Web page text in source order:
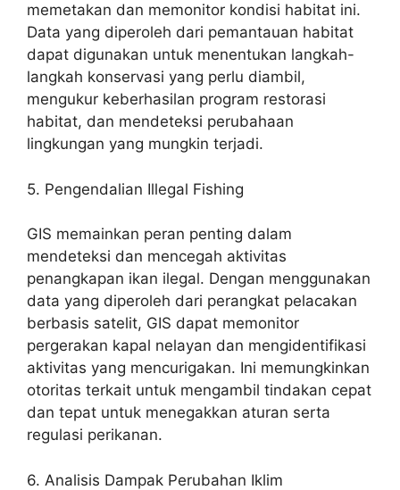
memetakan dan memonitor kondisi habitat ini.
Data yang diperoleh dari pemantauan habitat
dapat digunakan untuk menentukan langkah-
langkah konservasi yang perlu diambil,
mengukur keberhasilan program restorasi
habitat, dan mendeteksi perubahaan
lingkungan yang mungkin terjadi.
5. Pengendalian Illegal Fishing
GIS memainkan peran penting dalam
mendeteksi dan mencegah aktivitas
penangkapan ikan ilegal. Dengan menggunakan
data yang diperoleh dari perangkat pelacakan
berbasis satelit, GIS dapat memonitor
pergerakan kapal nelayan dan mengidentifikasi
aktivitas yang mencurigakan. Ini memungkinkan
otoritas terkait untuk mengambil tindakan cepat
dan tepat untuk menegakkan aturan serta
regulasi perikanan.
6. Analisis Dampak Perubahan Iklim